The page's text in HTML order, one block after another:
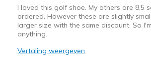
I loved this golf shoe. My others are 8.5
ordered. However these are slightly
larger size with the same discount. So
anything.
Vertaling weergeven